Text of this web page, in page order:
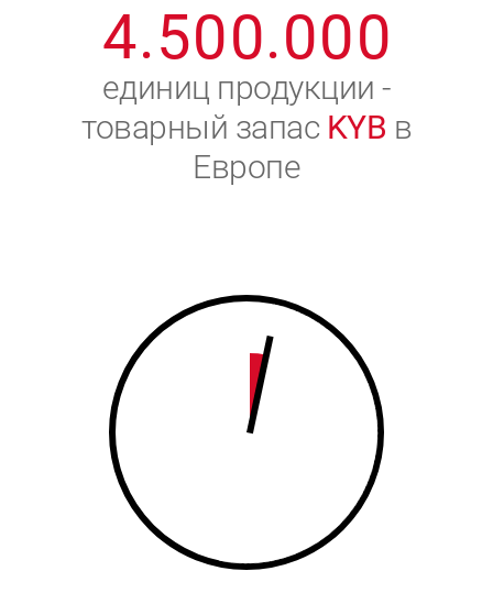
4
5
6
9
0
.5
6
7
0
00.000
единиц продукции -
товарный запас KYB в
Европе